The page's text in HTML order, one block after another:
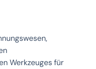
Werkzeuges für